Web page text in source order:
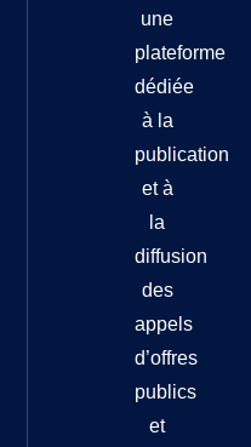
une
plateforme
dédiée
à la
publication
et à
la
diffusion
des
appels
d’offres
publics
et